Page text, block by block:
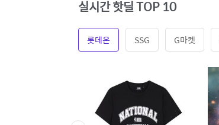
실시간 핫딜 TOP 10
롯데온 SSG G마켓